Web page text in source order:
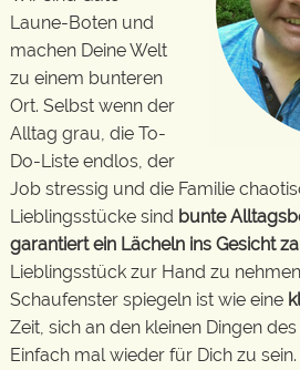
Laune-Boten und
machen Deine Welt
zu einem bunteren
Ort. Selbst wenn der
Alltag grau, die To-
Do-Liste endlos, der
Job stressig und die Familie
Lieblingsstücke sind bunte
garantiert ein Lächeln ins Gesicht
Lieblingsstück zur Hand zu
Schaufenster spiegeln ist wie eine
Zeit, sich an den kleinen Dingen
Einfach mal wieder für Dich zu